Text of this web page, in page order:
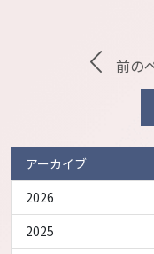
前の
アーカイブ
2026
2025